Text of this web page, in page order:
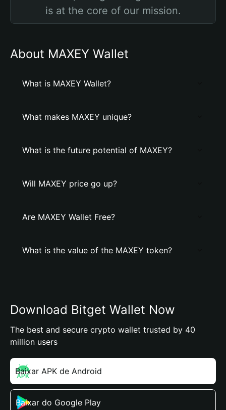
is at the core of our mission.
About MAXEY Wallet
What is MAXEY Wallet?
What makes MAXEY unique?
What is the future potential of MAXEY?
Will MAXEY price go up?
Are MAXEY Wallet Free?
What is the value of the MAXEY token?
Download Bitget Wallet Now
The best and secure crypto wallet trusted by 40
million users
Baixar APK de Android
Baixar do Google Play